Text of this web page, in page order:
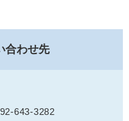
合わせ先
643-3282